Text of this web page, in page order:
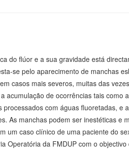
do flúor e a sua gravidade está
se pelo aparecimento de manchas
casos mais severos, muitas das
acumulação de ocorrências tais como
com águas fluoretadas, e
As manchas podem ser inestéticas e
um caso clínico de uma paciente do
Operatória da FMDUP com o